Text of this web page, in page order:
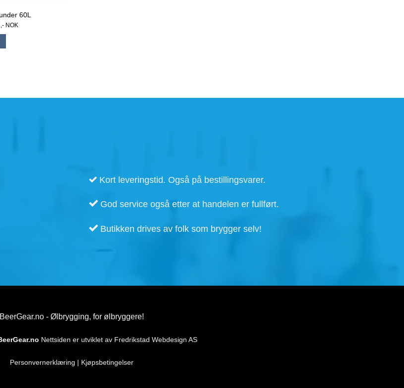
60L
,- NOK
Kort leveringstid. Også på bestillingsvarer.
God service også etter at handelen er fullført.
Butikken drives av folk som brygger selv!
BeerGear.no - Ølbrygging, for ølbryggere!
Nettsiden er utviklet av Fredrikstad Webdesign AS
Personvernerklæring | Kjøpsbetingelser